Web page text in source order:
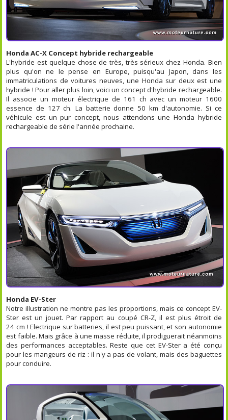
Honda AC-X Concept hybride rechargeable
L'hybride est quelque chose de très, très sérieux chez Honda. Bien
plus qu'on ne le pense en Europe, puisqu'au Japon, dans les
immatriculations de voitures neuves, une Honda sur deux est une
hybride ! Pour aller plus loin, voici un concept d'hybride rechargeable.
Il associe un moteur électrique de 161 ch avec un moteur 1600
essence de 127 ch. La batterie donne 50 km d'autonomie. Si ce
véhicule est un pur concept, nous attendons une Honda hybride
rechargeable de série l'année prochaine.
Honda EV-Ster
Notre illustration ne montre pas les proportions, mais ce concept EV-
Ster est un jouet. Par rapport au coupé CR-Z, il est plus étroit de
24 cm ! Electrique sur batteries, il est peu puissant, et son autonomie
est faible. Mais grâce à une masse réduite, il prodiguerait néanmoins
des performances acceptables. Reste que cet EV-Ster a été conçu
pour les mangeurs de riz : il n'y a pas de volant, mais des baguettes
pour conduire.